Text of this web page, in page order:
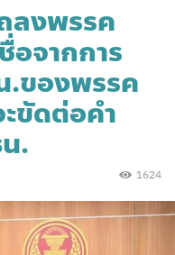
ลงพรรค
จากการ
.ของพรรค
ขัดต่อคำ
.
1624